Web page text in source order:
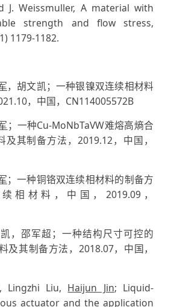
J. Weissmuller, A material with
strength and flow stress,
1179-1182.
，胡文凯；一种银镍双连续相材料
，中国，CN114005572B
；一种Cu-MoNbTaVW难熔高熵合
其制备方法，2019.12，中国，
；一种铜铬双连续相材料的制备方
相材料，中国，2019.09，
，邵军超；一种结构尺寸可控的
及其制备方法，2018.07，中国，
Lingzhi Liu, Haijun Jin; Liquid-
actuator and the application